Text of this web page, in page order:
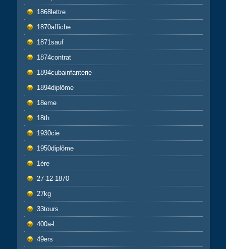
1868lettre
1870affiche
1871sauf
1874contrat
1894cubainfanterie
1894diplôme
18eme
18th
1930cie
1950diplôme
1ère
27-12-1870
27kg
33tours
400a-l
49ers